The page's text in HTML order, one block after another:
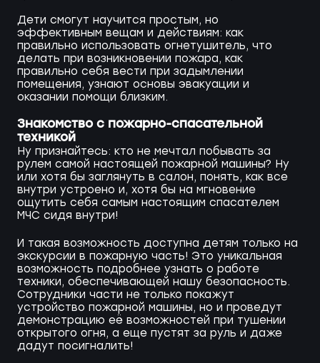
Дети смогут научится простым, но
эффективным вещам и действиям: как
правильно использовать огнетушитель, что
делать при возникновении пожара, как
правильно себя вести при задымлении
помещения, узнают основы эвакуации и
оказании помощи близким.
Знакомство с пожарно-спасательной
техникой
Ну признайтесь: кто не мечтал побывать за
рулем самой настоящей пожарной машины? Ну
или хотя бы заглянуть в салон, понять, как все
внутри устроено и, хотя бы на мгновение
ощутить себя самым настоящим спасателем
МЧС сидя внутри!
И такая возможность доступна детям только на
экскурсии в пожарную часть! Это уникальная
возможность подробнее узнать о работе
техники, обеспечивающей нашу безопасность.
Сотрудники части не только покажут
устройство пожарной машины, но и проведут
демонстрацию её возможностей при тушении
открытого огня, а еще пустят за руль и даже
дадут посигналить!